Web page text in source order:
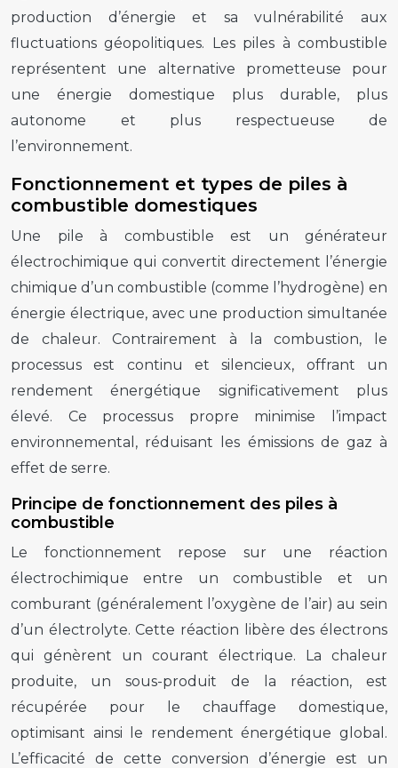
production d’énergie et sa vulnérabilité aux
fluctuations géopolitiques. Les piles à combustible
représentent une alternative prometteuse pour
une énergie domestique plus durable, plus
autonome et plus respectueuse de
l’environnement.
Fonctionnement et types de piles à
combustible domestiques
Une pile à combustible est un générateur
électrochimique qui convertit directement l’énergie
chimique d’un combustible (comme l’hydrogène) en
énergie électrique, avec une production simultanée
de chaleur. Contrairement à la combustion, le
processus est continu et silencieux, offrant un
rendement énergétique significativement plus
élevé. Ce processus propre minimise l’impact
environnemental, réduisant les émissions de gaz à
effet de serre.
Principe de fonctionnement des piles à
combustible
Le fonctionnement repose sur une réaction
électrochimique entre un combustible et un
comburant (généralement l’oxygène de l’air) au sein
d’un électrolyte. Cette réaction libère des électrons
qui génèrent un courant électrique. La chaleur
produite, un sous-produit de la réaction, est
récupérée pour le chauffage domestique,
optimisant ainsi le rendement énergétique global.
L’efficacité de cette conversion d’énergie est un